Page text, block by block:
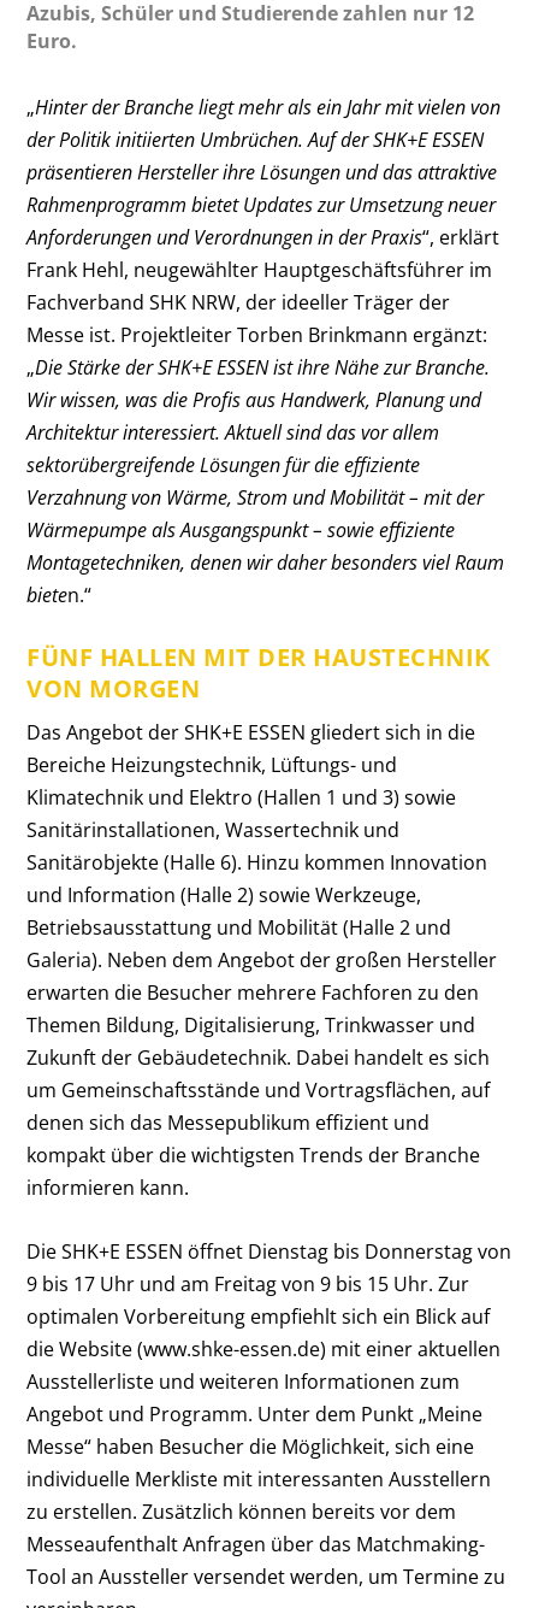
Azubis, Schüler und Studierende zahlen nur 12
Euro.
„Hinter der Branche liegt mehr als ein Jahr mit vielen von
der Politik initiierten Umbrüchen. Auf der SHK+E ESSEN
präsentieren Hersteller ihre Lösungen und das attraktive
Rahmenprogramm bietet Updates zur Umsetzung neuer
Anforderungen und Verordnungen in der Praxis“, erklärt
Frank Hehl, neugewählter Hauptgeschäftsführer im
Fachverband SHK NRW, der ideeller Träger der
Messe ist. Projektleiter Torben Brinkmann ergänzt:
„Die Stärke der SHK+E ESSEN ist ihre Nähe zur Branche.
Wir wissen, was die Profis aus Handwerk, Planung und
Architektur interessiert. Aktuell sind das vor allem
sektorübergreifende Lösungen für die effiziente
Verzahnung von Wärme, Strom und Mobilität – mit der
Wärmepumpe als Ausgangspunkt – sowie effiziente
Montagetechniken, denen wir daher besonders viel Raum
bieten.“
FÜNF HALLEN MIT DER HAUSTECHNIK
VON MORGEN
Das Angebot der SHK+E ESSEN gliedert sich in die
Bereiche Heizungstechnik, Lüftungs- und
Klimatechnik und Elektro (Hallen 1 und 3) sowie
Sanitärinstallationen, Wassertechnik und
Sanitärobjekte (Halle 6). Hinzu kommen Innovation
und Information (Halle 2) sowie Werkzeuge,
Betriebsausstattung und Mobilität (Halle 2 und
Galeria). Neben dem Angebot der großen Hersteller
erwarten die Besucher mehrere Fachforen zu den
Themen Bildung, Digitalisierung, Trinkwasser und
Zukunft der Gebäudetechnik. Dabei handelt es sich
um Gemeinschaftsstände und Vortragsflächen, auf
denen sich das Messepublikum effizient und
kompakt über die wichtigsten Trends der Branche
informieren kann.
Die SHK+E ESSEN öffnet Dienstag bis Donnerstag von
9 bis 17 Uhr und am Freitag von 9 bis 15 Uhr. Zur
optimalen Vorbereitung empfiehlt sich ein Blick auf
die Website (www.shke-essen.de) mit einer aktuellen
Ausstellerliste und weiteren Informationen zum
Angebot und Programm. Unter dem Punkt „Meine
Messe“ haben Besucher die Möglichkeit, sich eine
individuelle Merkliste mit interessanten Ausstellern
zu erstellen. Zusätzlich können bereits vor dem
Messeaufenthalt Anfragen über das Matchmaking-
Tool an Aussteller versendet werden, um Termine zu